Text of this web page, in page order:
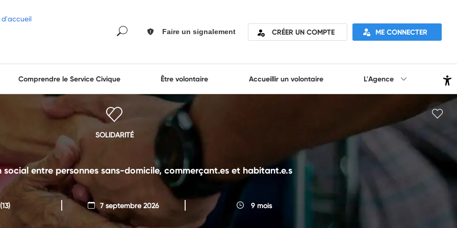
Faire un signalement CRÉER UN COMPTE ME CONNECTER
Comprendre le Service Civique Être volontaire Accueillir un volontaire L'Agence
SOLIDARITÉ
social entre personnes sans-domicile, commerçant.es et habitant.e.s
7 septembre 2026 9 mois